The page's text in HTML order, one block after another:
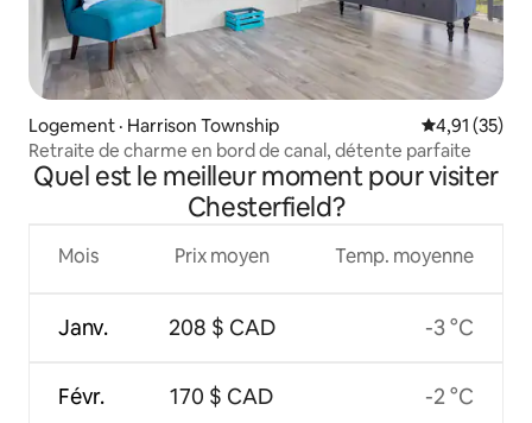
Logement · Harrison Township Note
4,91 (35)
Retraite de charme en bord de canal, détente parfaite
Quel est le meilleur moment pour visiter
Chesterfield?
Mois
Janv.
Févr.
Prix moyen
208 $ CAD
170 $ CAD
Temp. moyenne
-3 °C
-2 °C